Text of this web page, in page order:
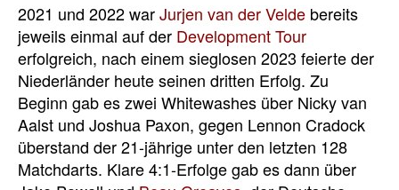
2021 und 2022 warJurjen van der Velde bereits
jeweils einmal auf der Development Tour
erfolgreich, nach einem sieglosen 2023 feierte der
Niederländer heute seinen dritten Erfolg. Zu
Beginn gab es zwei Whitewashes über Nicky van
Aalst und Joshua Paxon, gegen Lennon Cradock
überstand der 21-jährige unter den letzten 128
Matchdarts. Klare 4:1-Erfolge gab es dann über